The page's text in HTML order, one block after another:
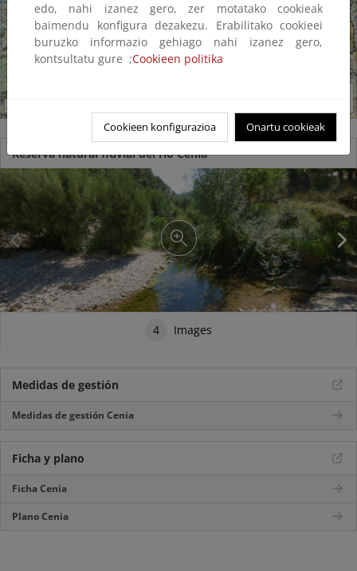
Reserva natural fluvial del río Cenia
4 Images
Medidas de gestión
Medidas de gestión Cenia
Ficha y plano
Ficha Cenia
Plano Cenia
edo, nahi izanez gero, zer motatako cookieak
baimendu konfigura dezakezu. Erabilitako cookieei
buruzko informazio gehiago nahi izanez gero,
kontsultatu gure ;Cookieen politika
Cookieen konfigurazioa Onartu cookieak